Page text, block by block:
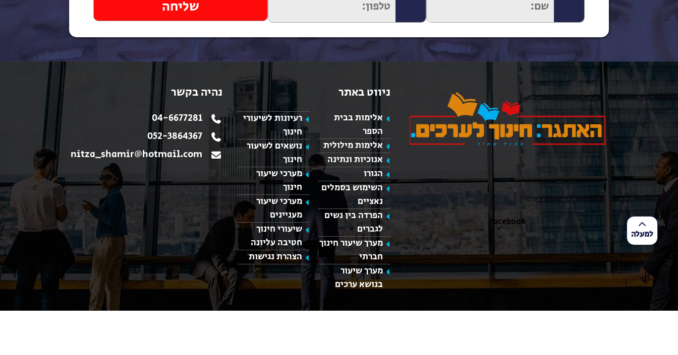
למעלה
כאן מופיע חלון פייסבוק, למעבר לפייסבוק לחץ כאן
Facebook
ניווט באתר
אלימות בבית
הספר
אלימות מילולית
אנוכיות ונתינה
הגורו
השימוש בסמלים
נאציים
הפרדה בין נשים
לגברים
מערך שיעור חינוך
חברתי
מערך שיעור
בנושא ערכים
רעיונות לשיעורי
חינוך
נושאים לשיעור
חינוך
מערכי שיעור
חינוך
מערכי שיעור
מעניינים
שיעורי חינוך
חטיבה עליונה
הצהרת נגישות
נהיה בקשר
04-6677281
052-3864367
nitza_shamir@hotmail.com